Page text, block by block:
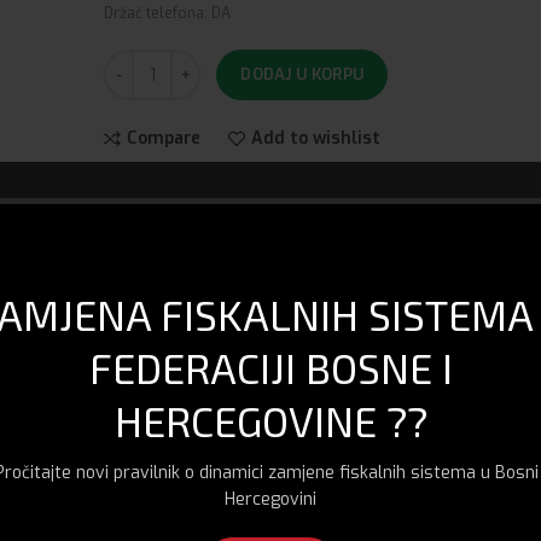
FISKALNIH SISTEMA
FEDERACIJI BOSNE I
HERCEGOVINE ??
novi pravilnik o dinamici zamjene fiskalnih sistema u Bosni
Hercegovini
Držač telefona: DA
DODAJ U KORPU
Compare Add to wishlist
Kategorije:Dijelovi i oprema, Kamere i foto aparati,